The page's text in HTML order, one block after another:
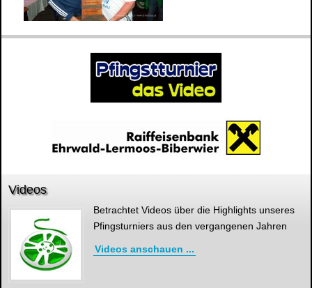
Videos
Betrachtet Videos über die Highlights unseres
Pfingsturniers aus den vergangenen Jahren
Videos anschauen ...